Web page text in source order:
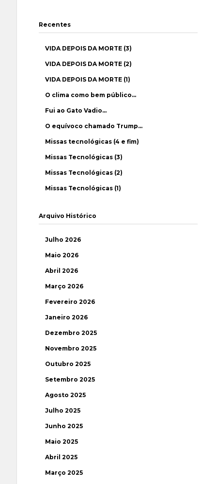
Recentes
VIDA DEPOIS DA MORTE (3)
VIDA DEPOIS DA MORTE (2)
VIDA DEPOIS DA MORTE (1)
O clima como bem público…
Fui ao Gato Vadio…
O equívoco chamado Trump…
Missas tecnológicas (4 e fim)
Missas Tecnológicas (3)
Missas Tecnológicas (2)
Missas Tecnológicas (1)
Arquivo Histórico
Julho 2026
Maio 2026
Abril 2026
Março 2026
Fevereiro 2026
Janeiro 2026
Dezembro 2025
Novembro 2025
Outubro 2025
Setembro 2025
Agosto 2025
Julho 2025
Junho 2025
Maio 2025
Abril 2025
Março 2025